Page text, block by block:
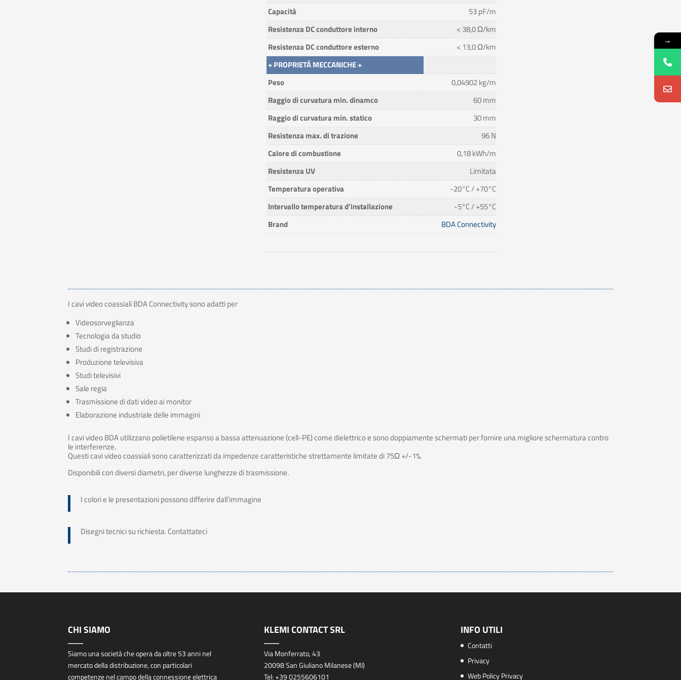
Capacità
53 pF/m
Resistenza DC conduttore interno
< 38,0 Ω/km
Resistenza DC conduttore esterno
< 13,0 Ω/km
+ PROPRIETÁ MECCANICHE +
Peso
0,04902 kg/m
Raggio di curvatura min. dinamco
60 mm
Raggio di curvatura min. statico
30 mm
Resistenza max. di trazione
96 N
Calore di combustione
0,18 kWh/m
Resistenza UV
Limitata
Temperatura operativa
-20°C / +70°C
Intervallo temperatura d'installazione
-5°C / +55°C
Brand
BDA Connectivity
I cavi video coassiali BDA Connectivity sono adatti per
Videosorveglianza
Tecnologia da studio
Studi di registrazione
Produzione televisiva
Studi televisivi
Sale regia
Trasmissione di dati video ai monitor
Elaborazione industriale delle immagini
I cavi video BDA utilizzano polietilene espanso a bassa attenuazione (cell-PE) come dielettrico e sono doppiamente schermati per fornire una migliore schermatura contro
le interferenze.
Questi cavi video coassiali sono caratterizzati da impedenze caratteristiche strettamente limitate di 75Ω +/-1%.
Disponibili con diversi diametri, per diverse lunghezze di trasmissione.
I colori e le presentazioni possono differire dall’immagine
Disegni tecnici su richiesta. Contattateci
CHI SIAMO
Siamo una società che opera da oltre 53 anni nel
mercato della distribuzione, con particolari
competenze nel campo della connessione elettrica
KLEMI CONTACT SRL
Via Monferrato, 43
20098 San Giuliano Milanese (MI)
Tel:+39 0255606101
INFO UTILI
Contatti
Privacy
Web Policy Privacy
→